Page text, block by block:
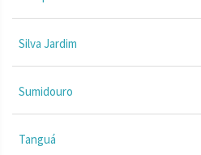
Silva Jardim
Sumidouro
Tanguá